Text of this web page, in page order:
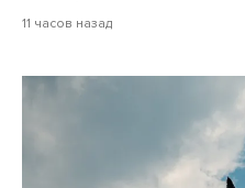
11 часов назад